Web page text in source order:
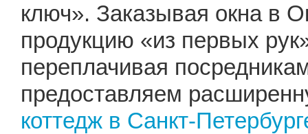
ключ». Заказывая окна в
продукцию «из первых
переплачивая
предоставляем
коттедж в Санкт-